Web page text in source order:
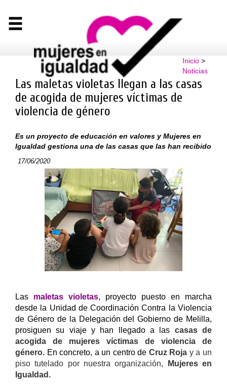
Inicio>
Noticias
Las maletas violetas llegan a las casas
de acogida de mujeres víctimas de
violencia de género
Es un proyecto de educación en valores y Mujeres en
Igualdad gestiona una de las casas que las han recibido
17/06/2020
Las maletas violetas, proyecto puesto en marcha
desde la Unidad de Coordinación Contra la Violencia
de Género de la Delegación del Gobierno de Melilla,
prosiguen su viaje y han llegado a las casas de
acogida de mujeres víctimas de violencia de
género. En concreto, a un centro de Cruz Roja y a un
piso tutelado por nuestra organización,
Mujeres en
Igualdad.